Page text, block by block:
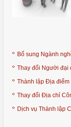
Bổ sung Ngành
Thay đổi Người đại
Thành lập Địa điểm
Thay đổi Địa chỉ
Dịch vụ Thành lập